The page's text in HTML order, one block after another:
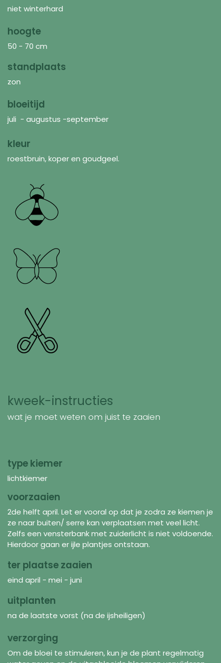
niet winterhard
hoogte
50 - 70 cm
standplaats
zon
bloeitijd
juli - augustus -september
kleur
roestbruin, koper en goudgeel.
kweek-instructies
wat je moet weten om juist te zaaien
type kiemer
lichtkiemer
voorzaaien
2de helft april. Let er vooral op dat je zodra ze kiemen je
ze naar buiten/ serre kan verplaatsen met veel licht.
Zelfs een vensterbank met zuiderlicht is niet voldoende.
Hierdoor gaan er ijle plantjes ontstaan.
ter plaatse zaaien
eind april - mei - juni
uitplanten
na de laatste vorst (na de ijsheiligen)
verzorging
Om de bloei te stimuleren, kun je de plant regelmatig